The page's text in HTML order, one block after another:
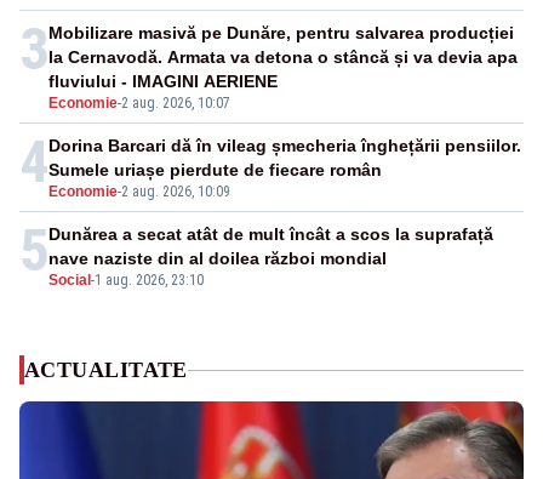
3
Economie-2 aug. 2026, 10:07
Mobilizare masivă pe Dunăre, pentru salvarea producției
la Cernavodă. Armata va detona o stâncă și va devia apa
fluviului - IMAGINI AERIENE
4 Economie-2 aug. 2026, 10:09
Dorina Barcari dă în vileag șmecheria înghețării pensiilor.
Sumele uriașe pierdute de fiecare român
5Social -1 aug. 2026, 23:10
Dunărea a secat atât de mult încât a scos la suprafață
nave naziste din al doilea război mondial
ACTUALITATE